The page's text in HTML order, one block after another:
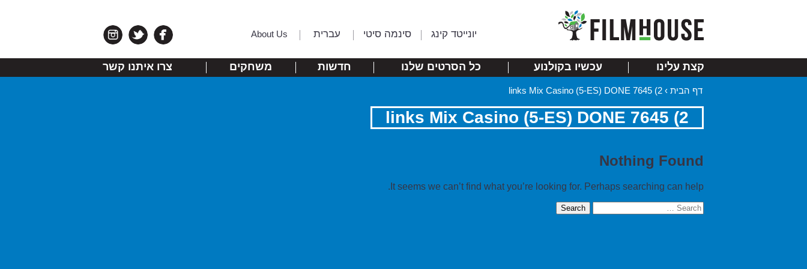
יונייטד קינג סינמה סיטי עברית About Us
קצת עלינו עכשיו בקולנוע כל הסרטים שלנו חדשות משחקים צרו איתנו קשר
דף הבית ›
2) 7645 links Mix Casino (5-ES) DONE
2) 7645 links Mix Casino (5-ES) DONE
Nothing Found
It seems we can’t find what you’re looking for. Perhaps searching can help.
Search
for: